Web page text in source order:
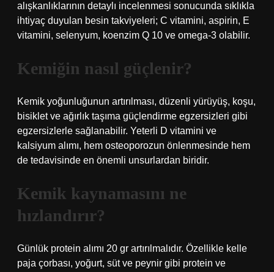
alışkanlıklarının detaylı incelenmesi sonucunda sıklıkla
ihtiyaç duyulan besin takviyeleri; C vitamini, aspirin, E
vitamini, selenyum, koenzim Q 10 ve omega-3 olabilir.
Kemiğin nasıl güçlenir?
Kemik yoğunluğunun artırılması, düzenli yürüyüş, koşu,
bisiklet ve ağırlık taşıma güçlendirme egzersizleri gibi
egzersizlerle sağlanabilir. Yeterli D vitamini ve
kalsiyum alımı, hem osteoporozun önlenmesinde hem
de tedavisinde en önemli unsurlardan biridir.
Kemik kaynamasını ne
hızlandırır?
Günlük protein alımı 20 gr artırılmalıdır. Özellikle kelle
paja çorbası, yoğurt, süt ve peynir gibi protein ve